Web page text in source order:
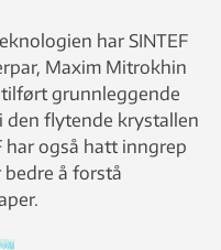
har SINTEF
Maxim Mitrokhin
grunnleggende
den flytende krystallen
har også hatt inngrep
å forstå